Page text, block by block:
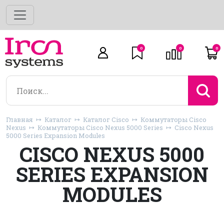
0 0 0
Главная Каталог Каталог Cisco
Коммутаторы Cisco
Nexus
Коммутаторы Cisco Nexus 5000 Series
Cisco Nexus
5000 Series Expansion Modules
CISCO NEXUS 5000
SERIES EXPANSION
MODULES